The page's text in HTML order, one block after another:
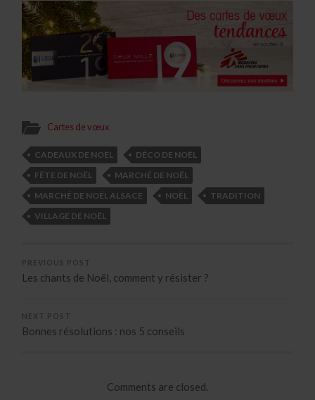
Cartes de vœux
CADEAUX DE NOËL
DÉCO DE NOËL
FÊTE DE NOËL
MARCHÉ DE NOËL
MARCHÉ DE NOËL ALSACE
NOËL
TRADITION
VILLAGE DE NOËL
PREVIOUS POST
Les chants de Noël, comment y résister ?
NEXT POST
Bonnes résolutions : nos 5 conseils
Comments are closed.